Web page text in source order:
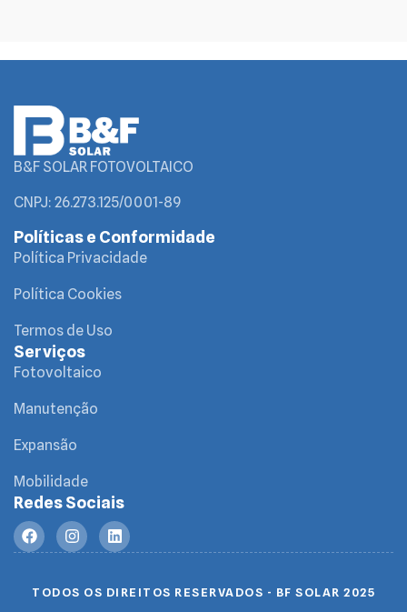
B&F SOLAR FOTOVOLTAICO
CNPJ: 26.273.125/0001-89
Políticas e Conformidade
Política Privacidade
Política Cookies
Termos de Uso
Serviços
Fotovoltaico
Manutenção
Expansão
Mobilidade
Redes Sociais
TODOS OS DIREITOS RESERVADOS - BF SOLAR 2025